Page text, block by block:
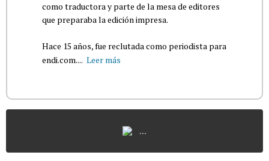
como traductora y parte de la mesa de editores
que preparaba la edición impresa.
Hace 15 años, fue reclutada como periodista para
endi.com.... Leer más
...